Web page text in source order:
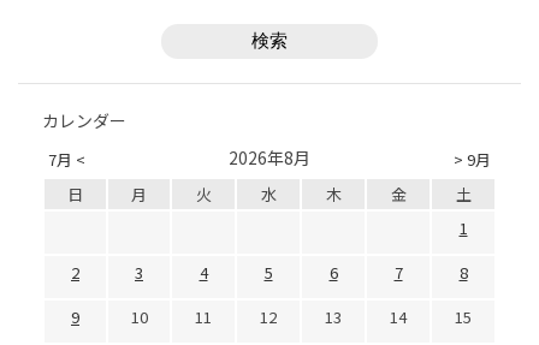
カレンダー
7月 < > 9月
2026年8月
日 月 火 水 木 金
土
1
2
3 4 5 6 7
8
9
10 11 12 13 14
15